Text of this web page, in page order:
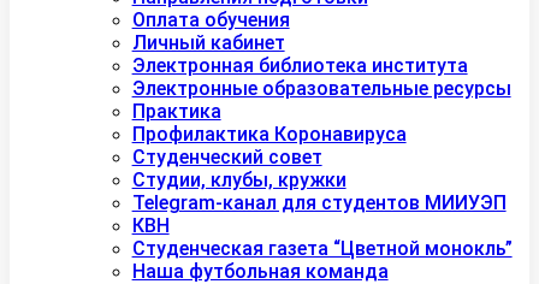
Оплата обучения
Личный кабинет
Электронная библиотека института
Электронные образовательные ресурсы
Практика
Профилактика Коронавируса
Студенческий совет
Студии, клубы, кружки
Telegram-канал для студентов МИИУЭП
КВН
Студенческая газета “Цветной монокль”
Наша футбольная команда